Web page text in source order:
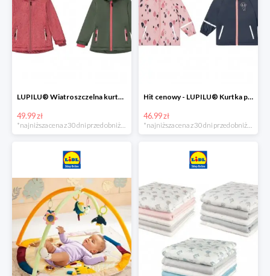
LUPILU® Wiatroszczelna kurtka dziecięca softshell, 1 sztuka
49.99 zł
Hit cenowy - LUPILU® Kurtka przeciwdeszczowa dziewczęca, 1 sztuka
46.99 zł